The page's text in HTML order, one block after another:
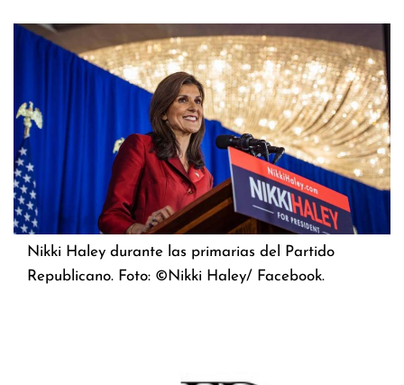
Nikki Haley durante las primarias del Partido
Republicano. Foto: ©Nikki Haley/ Facebook.